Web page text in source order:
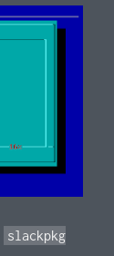
slackpkg